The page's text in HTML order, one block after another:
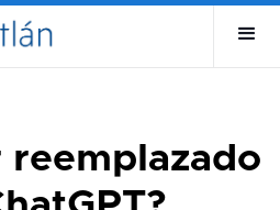
reemplazado